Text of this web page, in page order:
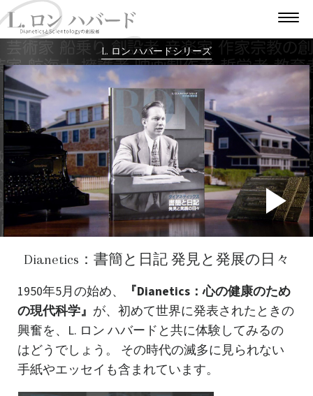
L. ロン ハバードシリーズ
Dianetics：書簡と日記 発見と発展の日々
1950年5月の始め、
『Dianetics：心の健康のため
の現代科学』 が、初めて世界に発表されたときの
興奮を、L. ロン ハバードと共に体験してみるの
はどうでしょう。 その時代の滅多に見られない
手紙やエッセイも含まれています。